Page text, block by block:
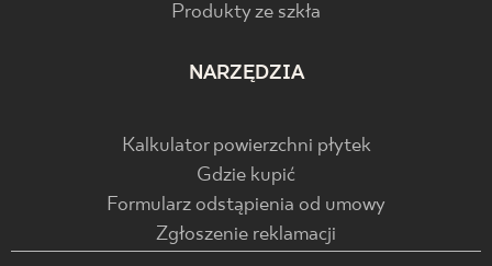
Produkty ze szkła
NARZĘDZIA
Kalkulator powierzchni płytek
Gdzie kupić
Formularz odstąpienia od umowy
Zgłoszenie reklamacji